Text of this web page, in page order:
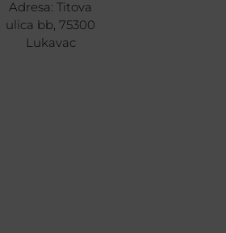
Adresa: Titova
ulica bb, 75300
Lukavac